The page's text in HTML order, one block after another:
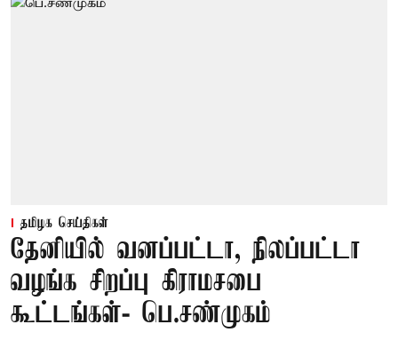
தமிழக செய்திகள்
தேனியில் வனப்பட்டா, நிலப்பட்டா
வழங்க சிறப்பு கிராமசபை
கூட்டங்கள்- பெ.சண்முகம்